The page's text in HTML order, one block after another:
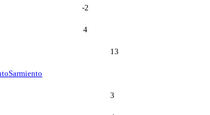
-2
4
13
Sarmiento
3